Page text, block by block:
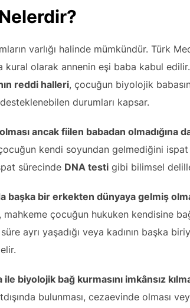
varlığı halinde mümkündür. Türk
olarak annenin eşi baba kabul
reddi halleri, çocuğun biyolojik
durumları kapsar.
ancak fiilen babadan olmadığına
kendi soyundan gelmediğini
sürecinde DNA testi gibi bilimsel
başka bir erkekten dünyaya gelmiş
çocuğun hukuken kendisine
ayrı yaşadığı veya kadının başka
biyolojik bağ kurmasını imkânsız
bulunması, cezaevinde olması